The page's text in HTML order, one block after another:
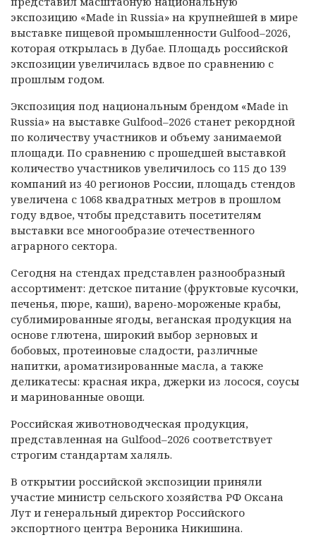
экспозицию «Made in Russia» на крупнейшей в мире
выставке пищевой промышленности Gulfood–2026,
которая открылась в Дубае. Площадь российской
экспозиции увеличилась вдвое по сравнению с
прошлым годом.
Экспозиция под национальным брендом «Made in
Russia» на выставке Gulfood–2026 станет рекордной
по количеству участников и объему занимаемой
площади. По сравнению с прошедшей выставкой
количество участников увеличилось со 115 до 139
компаний из 40 регионов России, площадь стендов
увеличена с 1068 квадратных метров в прошлом
году вдвое, чтобы представить посетителям
выставки все многообразие отечественного
аграрного сектора.
Сегодня на стендах представлен разнообразный
ассортимент: детское питание (фруктовые кусочки,
печенья, пюре, каши), варено-мороженые крабы,
сублимированные ягоды, веганская продукция на
основе глютена, широкий выбор зерновых и
бобовых, протеиновые сладости, различные
напитки, ароматизированные масла, а также
деликатесы: красная икра, джерки из лосося, соусы
и маринованные овощи.
Российская животноводческая продукция,
представленная на Gulfood–2026 соответствует
строгим стандартам халяль.
В открытии российской экспозиции приняли
участие министр сельского хозяйства РФ Оксана
Лут и генеральный директор Российского
экспортного центра Вероника Никишина.